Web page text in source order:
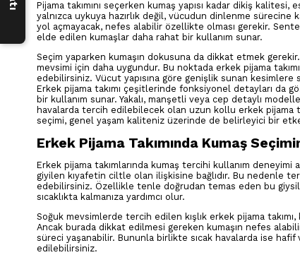
Pijama takımını seçerken kumaş yapısı kadar dikiş
yalnızca uykuya hazırlık değil, vücudun dinlenme
yol açmayacak, nefes alabilir özellikte olması gerekir.
elde edilen kumaşlar daha rahat bir kullanım sunar.
Seçim yaparken kumaşın dokusuna da dikkat etmek
mevsimi için daha uygundur. Bu noktada erkek pijama
edebilirsiniz. Vücut yapısına göre genişlik sunan kesimlere
Erkek pijama takımı çeşitlerinde fonksiyonel detayları da
bir kullanım sunar. Yakalı, manşetli veya cep detaylı
havalarda tercih edilebilecek olan uzun kollu erkek pijama
seçimi, genel yaşam kaliteniz üzerinde de belirleyici bir
Erkek Pijama Takımında Kumaş
Erkek pijama takımlarında kumaş tercihi kullanım
giyilen kıyafetin ciltle olan ilişkisine bağlıdır. Bu nedenle
edebilirsiniz. Özellikle tenle doğrudan temas eden bu
sıcaklıkta kalmanıza yardımcı olur.
Soğuk mevsimlerde tercih edilen kışlık erkek pijama
Ancak burada dikkat edilmesi gereken kumaşın nefes
süreci yaşanabilir. Bununla birlikte sıcak havalarda ise
edilebilirsiniz.